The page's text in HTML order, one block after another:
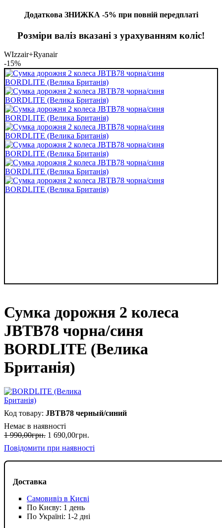
Додаткова ЗНИЖКА -5% при повній передплаті
Розміри валіз вказані з урахуванням коліс!
WIzzair+Ryanair
-15%
Сумка дорожня 2 колеса
JBTB78 чорна/синя
BORDLITE (Велика
Британія)
Доставка
Самовивіз в Києві
По Києву: 1 день
По Україні: 1-2 дні
JBTB78 черный/синий
Немає в наявності
1 990,00грн. 1 690,00грн.
Повідомити при наявності